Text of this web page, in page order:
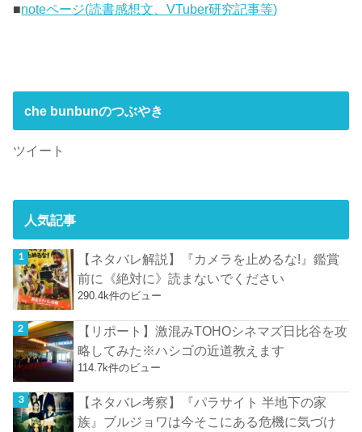
■noteページ(読書感想文、VTuber研究記事等)
che bunbunのつぶやき
ツイート
人気記事
【ネタバレ解説】『カメラを止めるな!』鑑賞
前に《絶対に》読まないでください
290.4k件のビュー
【リポート】激混みTOHOシネマズ日比谷を攻
略してみた※ハシゴの近道教えます
114.7k件のビュー
【ネタバレ考察】『パラサイト 半地下の家
族』ブルジョワは今そこにある危機に気づけ